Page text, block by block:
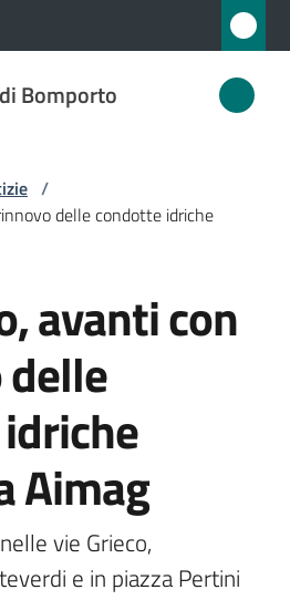
Bomporto
/
delle condotte idriche
avanti con
Aimag
vie Grieco,
e in piazza Pertini